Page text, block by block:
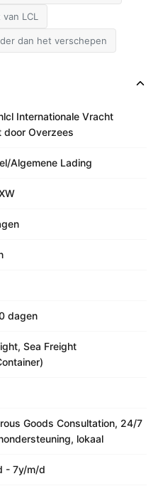
LCL
dan het verschepen
Internationale Vracht
door Overzees
Algemene Lading
dagen
Sea Freight
Goods Consultation, 24/7
lokaal
- 7y/m/d